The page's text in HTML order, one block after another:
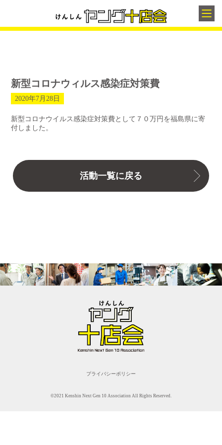
新型コロナウィルス感染症対策費
2020年7月28日
新型コロナウイルス感染症対策費として７０万円を福島県に寄
付しました。
活動一覧に戻る
プライバシーポリシー
©2021 Kenshin Next Gen 10 Association All Rights Reserved.